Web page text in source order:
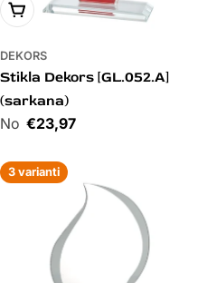
PIEVIENOT GROZAM
DEKORS
Stikla Dekors [GL.052.A]
(sarkana)
Cena€23,97
3 varianti